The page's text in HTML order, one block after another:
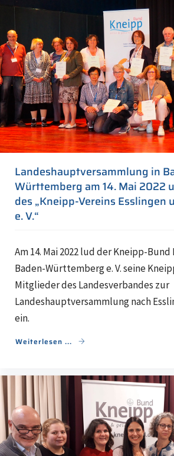
Landeshauptversammlung in
Württemberg am 14. Mai 2022
des „Kneipp-Vereins Esslingen
e. V.“
Am 14. Mai 2022 lud der Kneipp-
Baden-Württemberg e. V. seine
Mitglieder des Landesverbandes zur
Landeshauptversammlung nach
ein.
Weiterlesen ...